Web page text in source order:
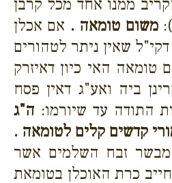
ממנו אחד מכל קרבן
משום טומאה . אם אכלן
שאין ניתר לטהורים
טומאה האי כיון דאיזרק
ביה ואע"ג דאין פסח
התודה עד שיורמו: ה"ג
קדשים קלים לטומאה .
זבח השלמים אשר
כרת האוכלן בטומאת